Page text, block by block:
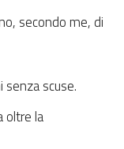
secondo me, di
senza scuse.
oltre la